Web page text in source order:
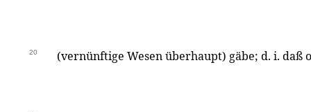
20 (vernünftige Wesen überhaupt) gäbe; d. i. daß